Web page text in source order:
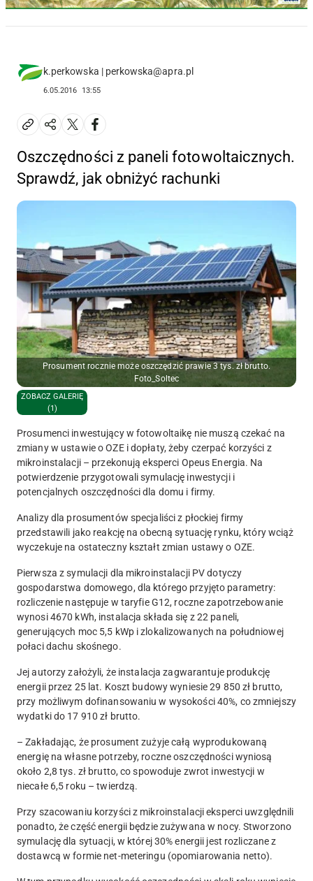
k.perkowska | perkowska@apra.pl
6.05.2016 13:55
Oszczędności z paneli fotowoltaicznych.
Sprawdź, jak obniżyć rachunki
Prosument rocznie może oszczędzić prawie 3 tys. zł brutto.
Foto_Soltec
ZOBACZ GALERIĘ
(1)
Prosumenci inwestujący w fotowoltaikę nie muszą czekać na
zmiany w ustawie o OZE i dopłaty, żeby czerpać korzyści z
mikroinstalacji – przekonują eksperci Opeus Energia. Na
potwierdzenie przygotowali symulację inwestycji i
potencjalnych oszczędności dla domu i firmy.
Analizy dla prosumentów specjaliści z płockiej firmy
przedstawili jako reakcję na obecną sytuację rynku, który wciąż
wyczekuje na ostateczny kształt zmian ustawy o OZE.
Pierwsza z symulacji dla mikroinstalacji PV dotyczy
gospodarstwa domowego, dla którego przyjęto parametry:
rozliczenie następuje w taryfie G12, roczne zapotrzebowanie
wynosi 4670 kWh, instalacja składa się z 22 paneli,
generujących moc 5,5 kWp i zlokalizowanych na południowej
połaci dachu skośnego.
Jej autorzy założyli, że instalacja zagwarantuje produkcję
energii przez 25 lat. Koszt budowy wyniesie 29 850 zł brutto,
przy możliwym dofinansowaniu w wysokości 40%, co zmniejszy
wydatki do 17 910 zł brutto.
– Zakładając, że prosument zużyje całą wyprodukowaną
energię na własne potrzeby, roczne oszczędności wyniosą
około 2,8 tys. zł brutto, co spowoduje zwrot inwestycji w
niecałe 6,5 roku – twierdzą.
Przy szacowaniu korzyści z mikroinstalacji eksperci uwzględnili
ponadto, że część energii będzie zużywana w nocy. Stworzono
symulację dla sytuacji, w której 30% energii jest rozliczane z
dostawcą w formie net-meteringu (opomiarowania netto).